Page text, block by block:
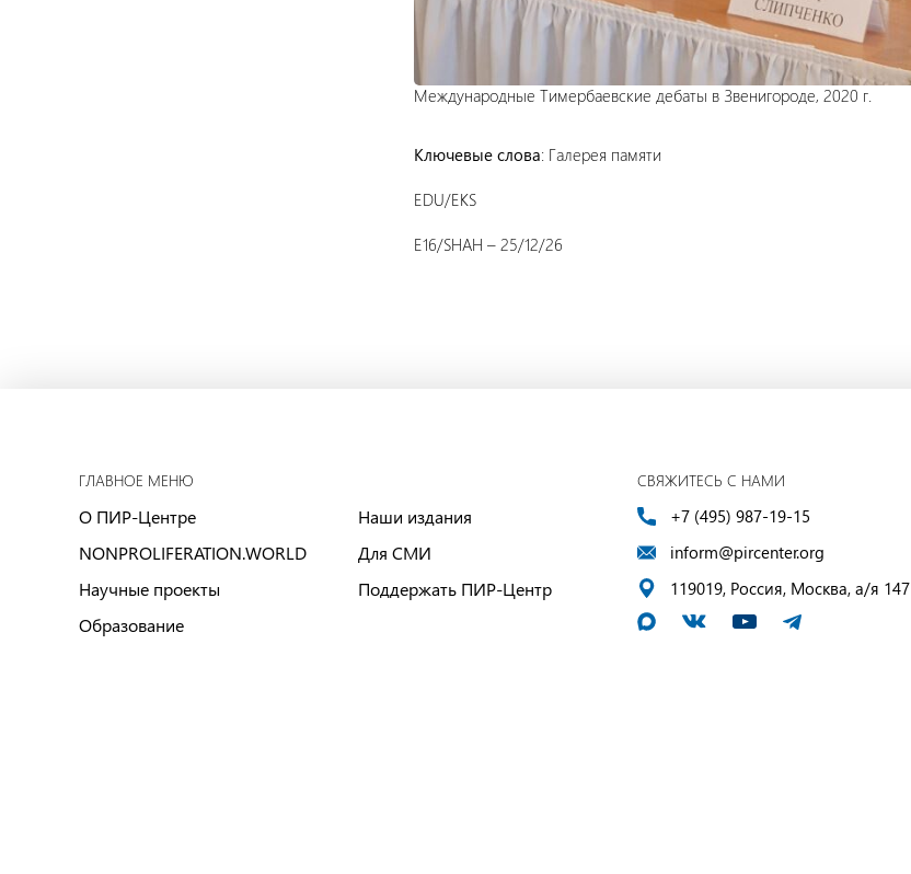
Международные Тимербаевские дебаты в Звенигороде, 2020 г.
Ключевые слова: Галерея памяти
EDU/EKS
E16/SHAH – 25/12/26
ГЛАВНОЕ МЕНЮ
О ПИР-Центре
NONPROLIFERATION.WORLD
Научные проекты
Образование
Наши издания
Для СМИ
Поддержать ПИР-Центр
СВЯЖИТЕСЬ С НАМИ
+7 (495) 987-19-15
inform@pircenter.org
119019, Россия, Москва, а/я 147